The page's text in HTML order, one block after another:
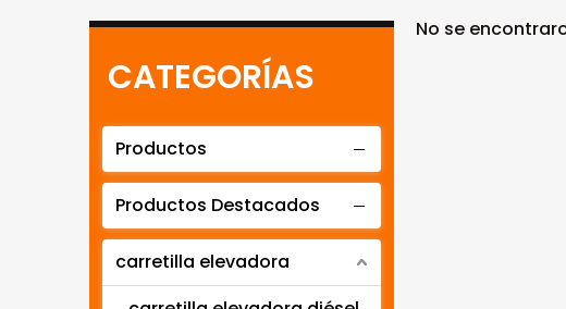
CATEGORÍAS
Productos
Productos Destacados
carretilla elevadora
No se